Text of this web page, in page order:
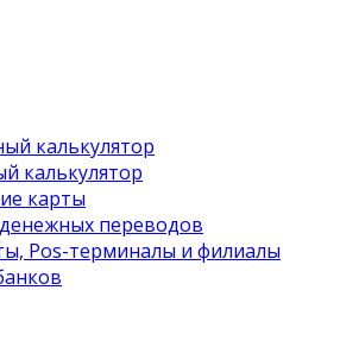
калькулятор
калькулятор
карты
переводов
Pos-терминалы и филиалы